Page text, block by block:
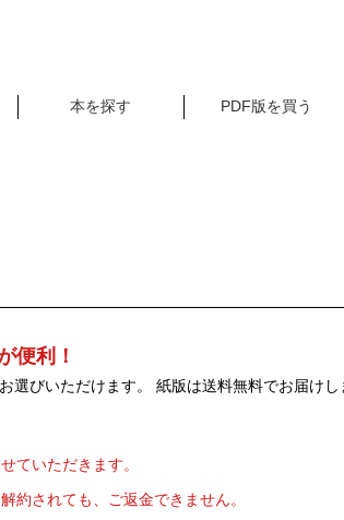
本を探す PDF版を買う
便利！
選びいただけます。 紙版は送料無料でお届けし
ていただきます。
約されても、ご返金できません。